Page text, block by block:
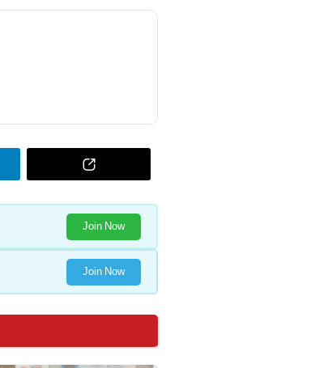
Join Now
Join Now